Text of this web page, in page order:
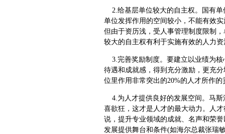
2.给基层单位较大的自主权。国有单
单位发挥作用的空间较小，不能有效
但由于资历浅，受人事管理制度限制
较大的自主权有利于实施有效的人力
3.完善奖励制度。要建立以业绩为核
待遇和成就感，得到充分激励，更充
位里作用非常突出的20%的人才所作
4.为人才提供良好的发展空间。马斯
喜欲狂，这才是人才的最大动力。人
说，提升专业领域的成就、名声和荣
发展提供舞台和条件(如海尔总裁张瑞